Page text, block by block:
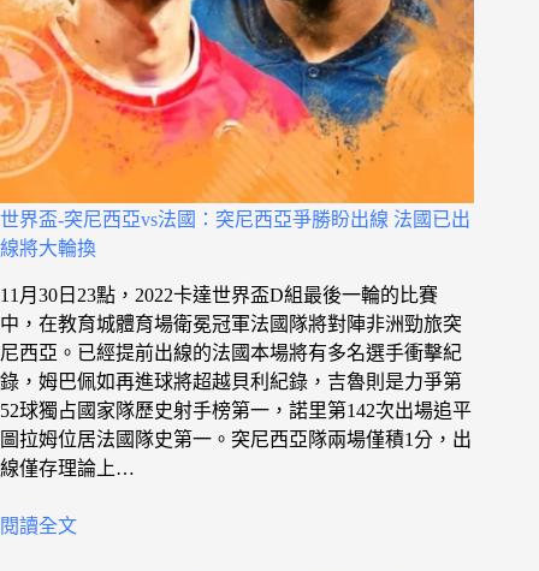
世界盃-突尼西亞vs法國：突尼西亞爭勝盼出線 法國已出
線將大輪換
11月30日23點，2022卡達世界盃D組最後一輪的比賽
中，在教育城體育場衛冕冠軍法國隊將對陣非洲勁旅突
尼西亞。已經提前出線的法國本場將有多名選手衝擊紀
錄，姆巴佩如再進球將超越貝利紀錄，吉魯則是力爭第
52球獨占國家隊歷史射手榜第一，諾里第142次出場追平
圖拉姆位居法國隊史第一。突尼西亞隊兩場僅積1分，出
線僅存理論上…
閱讀全文